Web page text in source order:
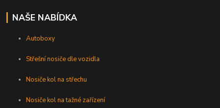
NAŠE NABÍDKA
Autoboxy
Střešní nosiče dle vozidla
Nosiče kol na střechu
Nosiče kol na tažné zařízení